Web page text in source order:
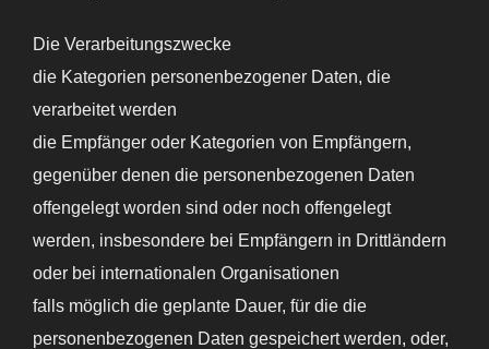
Die Verarbeitungszwecke
die Kategorien personenbezogener Daten, die
verarbeitet werden
die Empfänger oder Kategorien von Empfängern,
gegenüber denen die personenbezogenen Daten
offengelegt worden sind oder noch offengelegt
werden, insbesondere bei Empfängern in Drittländern
oder bei internationalen Organisationen
falls möglich die geplante Dauer, für die die
personenbezogenen Daten gespeichert werden, oder,